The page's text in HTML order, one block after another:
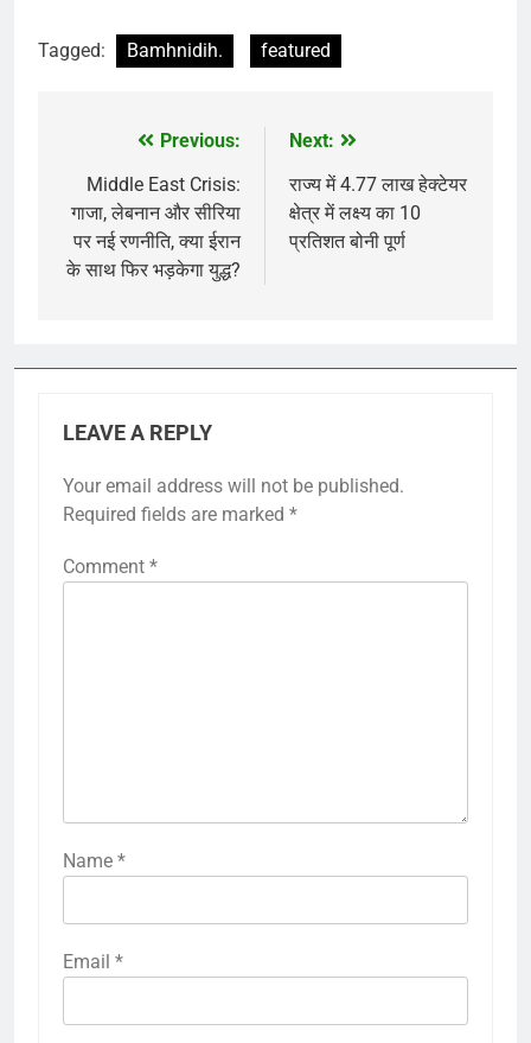
Tagged: Bamhnidih. featured
navigation
Previous:
Middle East Crisis:
गाजा, लेबनान और सीरिया
पर नई रणनीति, क्या ईरान
के साथ फिर भड़केगा युद्ध?
Next:
राज्य में 4.77 लाख हेक्टेयर
क्षेत्र में लक्ष्य का 10
प्रतिशत बोनी पूर्ण
LEAVE A REPLY
Your email address will not be published.
Required fields are marked *
Comment *
Name *
Email *